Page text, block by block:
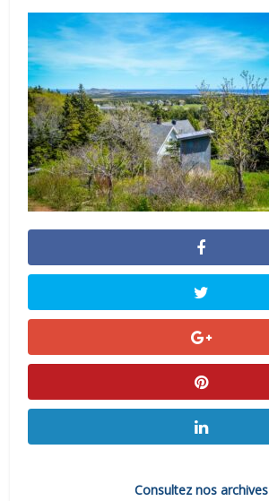
Consultez nos archives